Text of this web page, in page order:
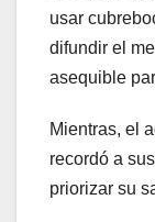
usar
difundir el
asequible
Mientras, el
recordó a
priorizar su